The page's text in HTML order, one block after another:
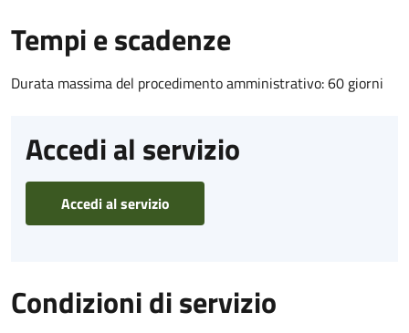
Tempi e scadenze
Durata massima del procedimento amministrativo: 60 giorni
Accedi al servizio
Accedi al servizio
Condizioni di servizio